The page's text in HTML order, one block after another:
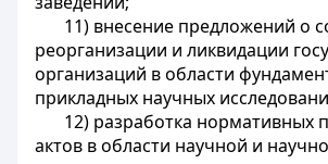
11) внесение предложений о
реорганизации и ликвидации
организаций в области
прикладных научных
12) разработка нормативных
актов в области научной и